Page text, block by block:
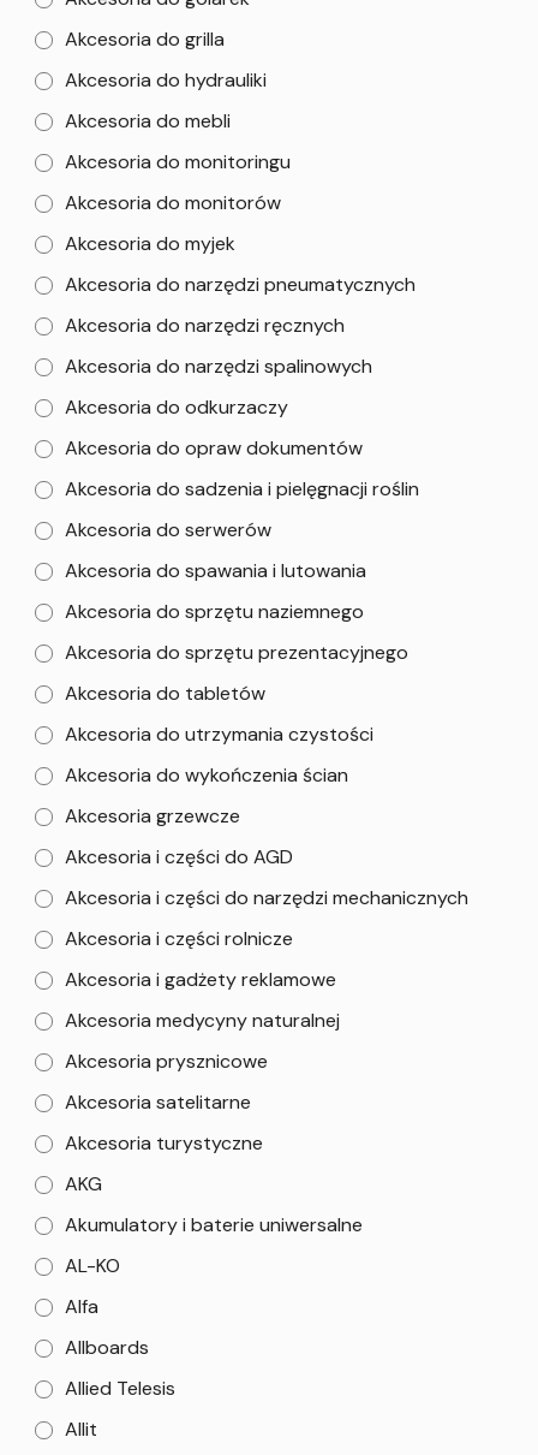
Akcesoria do grilla
Akcesoria do hydrauliki
Akcesoria do mebli
Akcesoria do monitoringu
Akcesoria do monitorów
Akcesoria do myjek
Akcesoria do narzędzi pneumatycznych
Akcesoria do narzędzi ręcznych
Akcesoria do narzędzi spalinowych
Akcesoria do odkurzaczy
Akcesoria do opraw dokumentów
Akcesoria do sadzenia i pielęgnacji roślin
Akcesoria do serwerów
Akcesoria do spawania i lutowania
Akcesoria do sprzętu naziemnego
Akcesoria do sprzętu prezentacyjnego
Akcesoria do tabletów
Akcesoria do utrzymania czystości
Akcesoria do wykończenia ścian
Akcesoria grzewcze
Akcesoria i części do AGD
Akcesoria i części do narzędzi mechanicznych
Akcesoria i części rolnicze
Akcesoria i gadżety reklamowe
Akcesoria medycyny naturalnej
Akcesoria prysznicowe
Akcesoria satelitarne
Akcesoria turystyczne
AKG
Akumulatory i baterie uniwersalne
AL-KO
Alfa
Allboards
Allied Telesis
Allit